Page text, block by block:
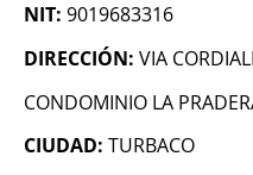
NIT: 9019683316
DIRECCIÓN: VIA
CONDOMINIO LA
CIUDAD: TURBACO